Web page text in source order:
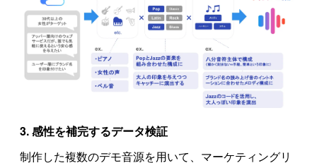
3. 感性を補完するデータ検証
制作した複数のデモ音源を用いて、マーケティングリ